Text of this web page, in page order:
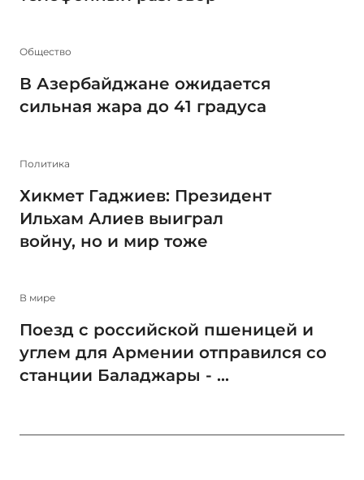
Общество
В Азербайджане ожидается
сильная жара до 41 градуса
Политика
Хикмет Гаджиев: Президент
Ильхам Алиев выиграл
войну, но и мир тоже
В мире
Поезд с российской пшеницей и
углем для Армении отправился со
станции Баладжары - ...